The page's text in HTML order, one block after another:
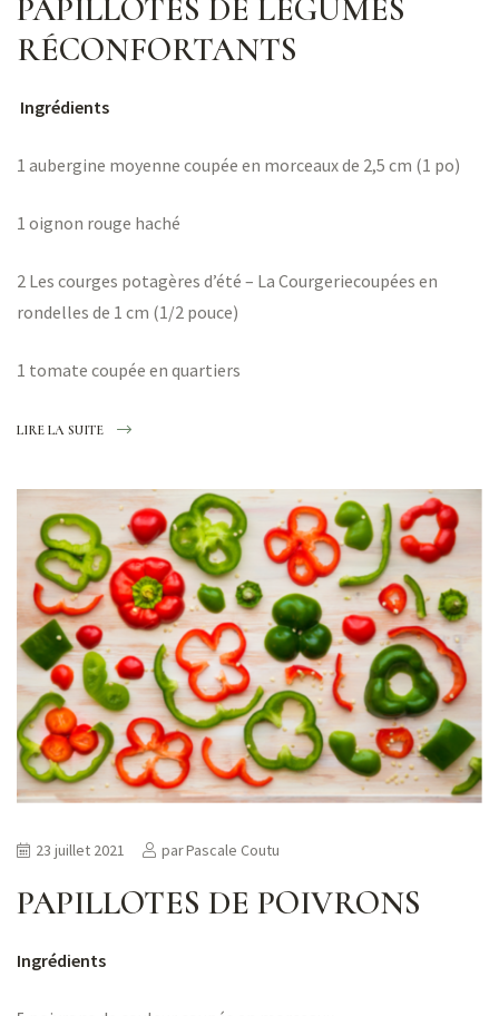
PAPILLOTES DE LÉGUMES
RÉCONFORTANTS
Ingrédients
1 aubergine moyenne coupée en morceaux de 2,5 cm (1 po)
1 oignon rouge haché
2 Les courges potagères d’été – La Courgeriecoupées en
rondelles de 1 cm (1/2 pouce)
1 tomate coupée en quartiers
LIRE LA SUITE
PAPILLOTES DE POIVRONS
23 juillet 2021 parPascale Coutu
Ingrédients